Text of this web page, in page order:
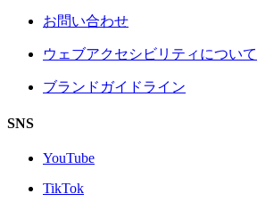
お問い合わせ
ウェブアクセシビリティについて
ブランドガイドライン
SNS
YouTube
TikTok